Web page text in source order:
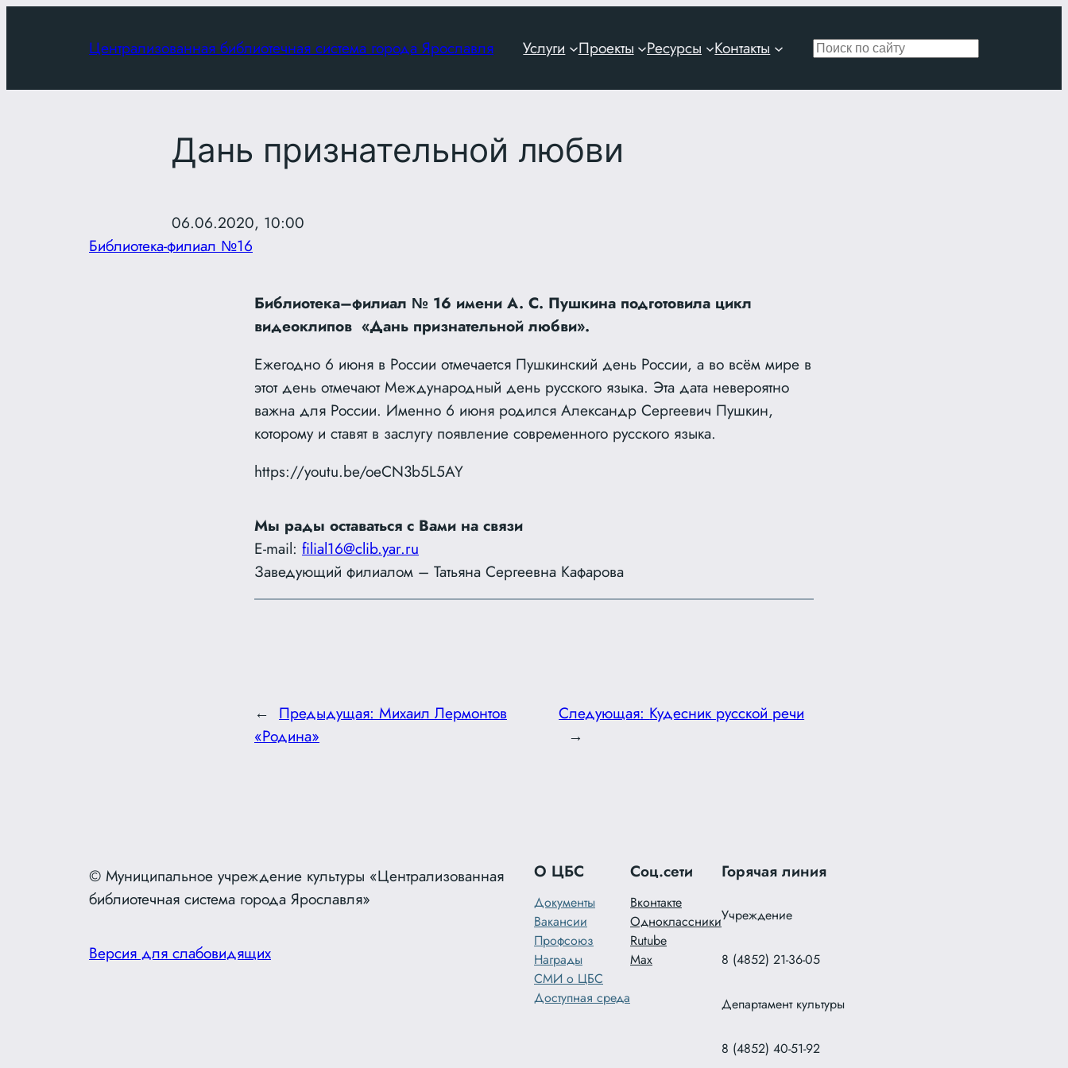
Централизованная библиотечная система города Ярославля Услуги Проекты Ресурсы Контакты Поиск
Дань признательной любви
06.06.2020, 10:00
Библиотека-филиал №16
Библиотека–филиал № 16 имени А. С. Пушкина подготовила цикл
видеоклипов «Дань признательной любви».
Ежегодно 6 июня в России отмечается Пушкинский день России, а во всём мире в
этот день отмечают Международный день русского языка. Эта дата невероятно
важна для России. Именно 6 июня родился Александр Сергеевич Пушкин,
которому и ставят в заслугу появление современного русского языка.
https://youtu.be/oeCN3b5L5AY
Мы рады оставаться с Вами на связи
E-mail: filial16@clib.yar.ru
Заведующий филиалом – Татьяна Сергеевна Кафарова
← Предыдущая: Михаил Лермонтов
«Родина»
Следующая: Кудесник русской речи
→
© Муниципальное учреждение культуры «Централизованная
библиотечная система города Ярославля»
Версия для слабовидящих
О ЦБС
Документы
Вакансии
Профсоюз
Награды
СМИ о ЦБС
Доступная среда
Соц.сети
Вконтакте
Одноклассники
Rutube
Max
Горячая линия
Учреждение
8 (4852) 21-36-05
Департамент культуры
8 (4852) 40-51-92